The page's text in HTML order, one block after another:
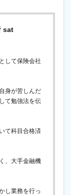
sat
して保険会社
身が苦しんだ
て勉強法を伝
て科目合格済
、大手金融機
し業務を行っ